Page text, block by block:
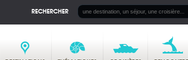
RECHERCHER